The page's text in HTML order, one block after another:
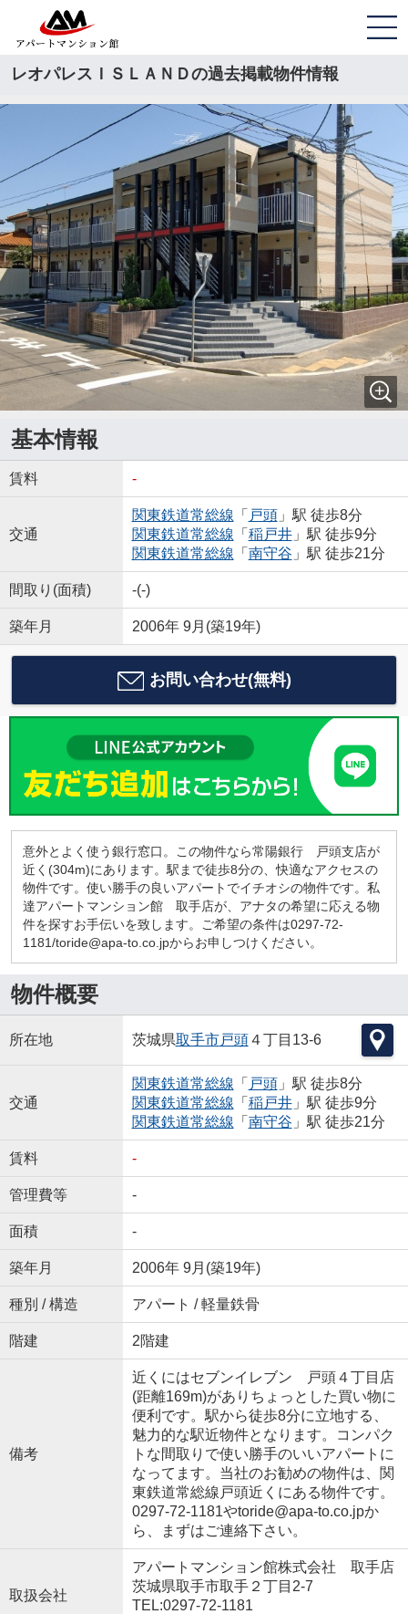
レオパレスＩＳＬＡＮＤの過去掲載物件情報
基本情報
賃料 -
交通
関東鉄道常総線 「 戸頭」駅 徒歩8分
関東鉄道常総線 「 稲戸井」駅 徒歩9分
関東鉄道常総線 「 南守谷 」駅 徒歩21分
間取り(面積) -(-)
築年月 2006年 9月(築19年)
お問い合わせ(無料)
意外とよく使う銀行窓口。この物件なら常陽銀行 戸頭支店が
近く(304m)にあります。駅まで徒歩8分の、快適なアクセスの
物件です。使い勝手の良いアパートでイチオシの物件です。私
達アパートマンション館 取手店が、アナタの希望に応える物
件を探すお手伝いを致します。ご希望の条件は0297-72-
1181/toride@apa-to.co.jpからお申しつけください。
物件概要
所在地 茨城県取手市戸頭４丁目13-6
交通
関東鉄道常総線 「 戸頭」駅 徒歩8分
関東鉄道常総線 「 稲戸井」駅 徒歩9分
関東鉄道常総線 「 南守谷 」駅 徒歩21分
賃料 -
管理費等 -
面積 -
築年月 2006年 9月(築19年)
種別 / 構造 アパート / 軽量鉄骨
階建 2階建
備考
近くにはセブンイレブン 戸頭４丁目店
(距離169m)がありちょっとした買い物に
便利です。駅から徒歩8分に立地する、
魅力的な駅近物件となります。コンパク
トな間取りで使い勝手のいいアパートに
なってます。当社のお勧めの物件は、関
東鉄道常総線戸頭近くにある物件です。
0297-72-1181やtoride@apa-to.co.jpか
ら、まずはご連絡下さい。
取扱会社
アパートマンション館株式会社 取手店
茨城県取手市取手２丁目2-7
TEL:0297-72-1181